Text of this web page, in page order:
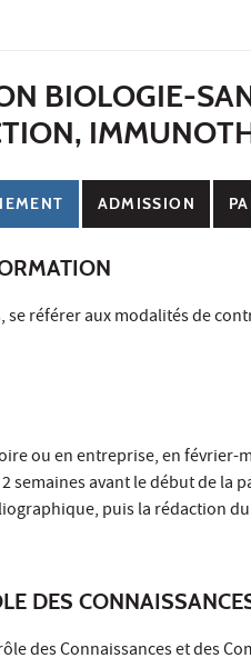
BIOLOGIE-
ADMISSION
référer aux modalités de
ou en entreprise, en février-
semaines avant le début de
puis la rédaction
DES
des Connaissances et des